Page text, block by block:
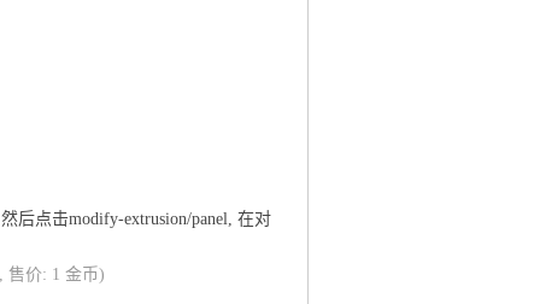
后点击modify-extrusion/panel, 在对
售价: 1 金币)